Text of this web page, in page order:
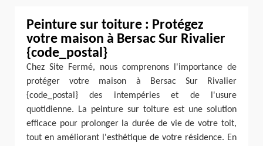
Peinture sur toiture : Protégez
votre maison à Bersac Sur Rivalier
{code_postal}
Chez Site Fermé, nous comprenons l'importance de
protéger votre maison à Bersac Sur Rivalier
{code_postal} des intempéries et de l'usure
quotidienne. La peinture sur toiture est une solution
efficace pour prolonger la durée de vie de votre toit,
tout en améliorant l'esthétique de votre résidence. En